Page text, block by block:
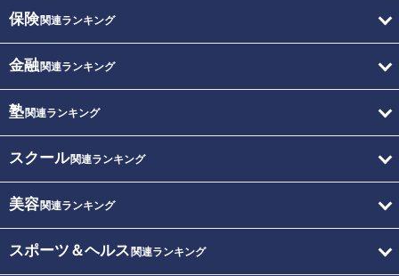
保険関連ランキング
金融関連ランキング
塾関連ランキング
スクール関連ランキング
美容関連ランキング
スポーツ＆ヘルス 関連ランキング